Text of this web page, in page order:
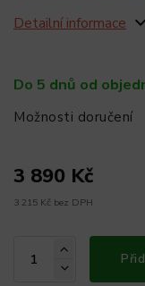
Do 5 dnů od
Možnosti doručení
3 890 Kč
3 215 Kč bez DPH
Detailní informace